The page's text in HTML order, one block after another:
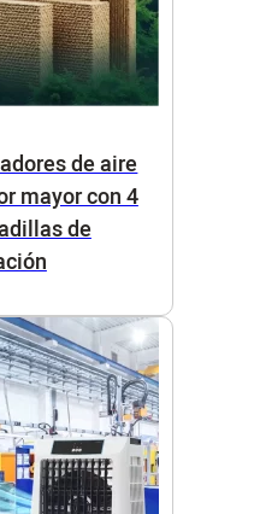
de aire
mayor con 4
de